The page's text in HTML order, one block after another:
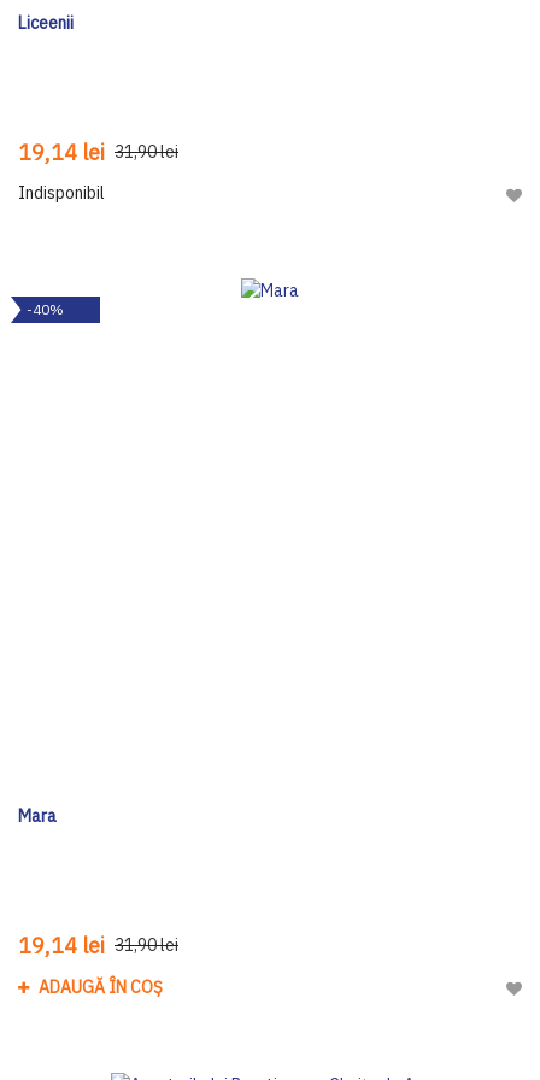
Liceenii
19,14 lei 31,90 lei
Indisponibil
-40%
Mara
19,14 lei 31,90 lei
ADAUGĂ ÎN COȘ